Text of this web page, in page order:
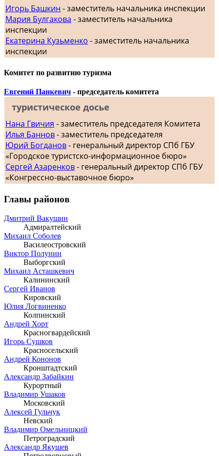
Игорь Башкин - заместитель начальника инспекции
Мария Булгакова - заместитель начальника
инспекции
Екатерина Кузьменко - заместитель начальника
инспекции
Комитет по развитию туризма
Евгений Панкевич - председатель комитета
туристическое досье
Нана Гвичия - заместитель председателя Комитета
Илья Баннов- заместитель председателя
Юрий Богданов- генеральный директор СПб ГБУ
«Городское туристско-информационное бюро»
Сергей Азаренков- генеральный директор СПб ГБУ
«Конгрессно-выставочное бюро»
Главы районов
Дмитрий Вакушин
Адмиралтейский
Михаил Соболев
Василеостровский
Виктор Полунин
Выборгский
Михаил Асташкевич
Калининский
Сергей Иванов
Кировский
Юлия Логвиненко
Колпинский
Андрей Хорт
Красногвардейский
Игорь Сушков
Красносельский
Андрей Кононов
Кронштадтский
Александр Забайкин
Курортный
Владимир Ушаков
Московский
Алексей Гульчук
Невский
Владимир Омельницкий
Петроградский
Александр Якушев